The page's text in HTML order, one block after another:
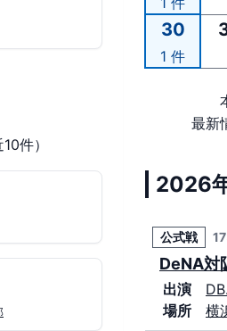
件）
30
1 件
最新
2026
公式戦
DeNA対
出演
場所
横